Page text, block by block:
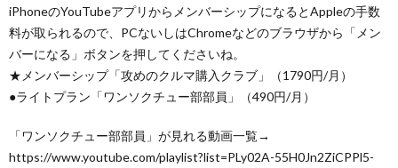
iPhoneのYouTubeアプリからメンバーシップになるとAppleの手数
料が取られるので、PCないしはChromeなどのブラウザから「メン
バーになる」ボタンを押してくださいね。
★メンバーシップ「攻めのクルマ購入クラブ」（1790円/月）
●ライトプラン「ワンソクチュー部部員」（490円/月）
「ワンソクチュー部部員」が見れる動画一覧→
https://www.youtube.com/playlist?list=PLy02A-55H0Jn2ZiCPPl5-